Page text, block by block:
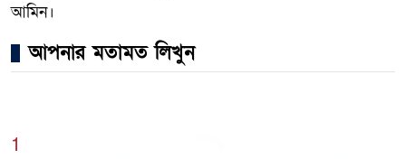
আমিন।
আপনার মতামত লিখুন
1